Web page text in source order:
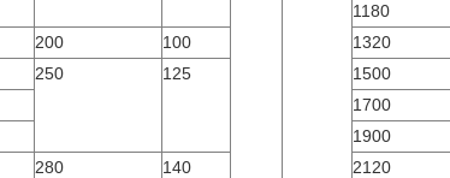
1180
200 100 1320
250 125 1500
1700
1900
280 140 2120